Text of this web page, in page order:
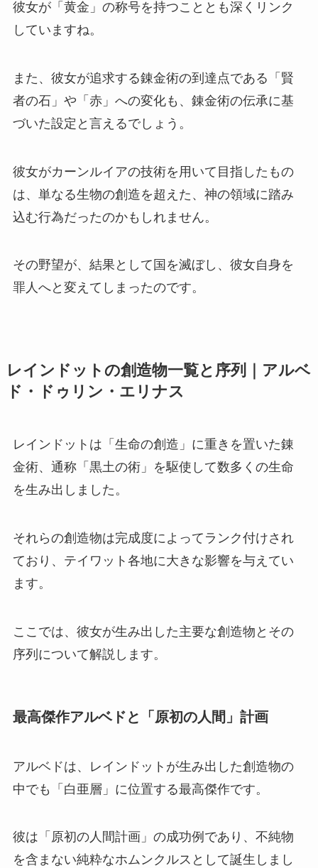
彼女が「黄金」の称号を持つこととも深くリンク
していますね。
また、彼女が追求する錬金術の到達点である「賢
者の石」や「赤」への変化も、錬金術の伝承に基
づいた設定と言えるでしょう。
彼女がカーンルイアの技術を用いて目指したもの
は、単なる生物の創造を超えた、神の領域に踏み
込む行為だったのかもしれません。
その野望が、結果として国を滅ぼし、彼女自身を
罪人へと変えてしまったのです。
レインドットの創造物一覧と序列｜アルベ
ド・ドゥリン・エリナス
レインドットは「生命の創造」に重きを置いた錬
金術、通称「黒土の術」を駆使して数多くの生命
を生み出しました。
それらの創造物は完成度によってランク付けされ
ており、テイワット各地に大きな影響を与えてい
ます。
ここでは、彼女が生み出した主要な創造物とその
序列について解説します。
最高傑作アルベドと「原初の人間」計画
アルベドは、レインドットが生み出した創造物の
中でも「白亜層」に位置する最高傑作です。
彼は「原初の人間計画」の成功例であり、不純物
を含まない純粋なホムンクルスとして誕生しまし